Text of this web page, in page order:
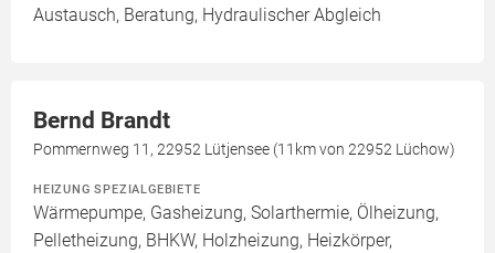
Austausch, Beratung, Hydraulischer Abgleich
Bernd Brandt
Pommernweg 11, 22952 Lütjensee (11km von 22952 Lüchow)
HEIZUNG SPEZIALGEBIETE
Wärmepumpe, Gasheizung, Solarthermie, Ölheizung,
Pelletheizung, BHKW, Holzheizung, Heizkörper,